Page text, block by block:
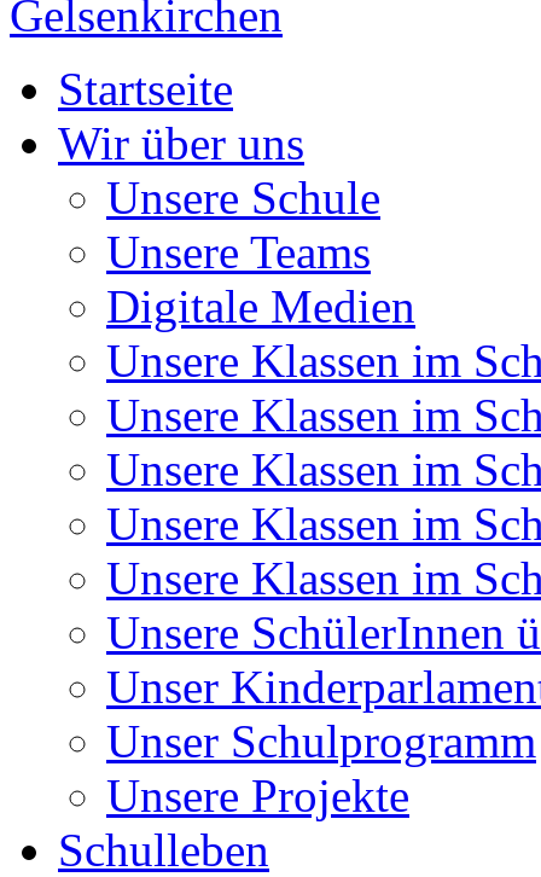
Startseite
Wir über uns
Unsere Schule
Unsere Teams
Digitale Medien
Unsere Klassen im
Unsere Klassen im
Unsere Klassen im
Unsere Klassen im
Unsere Klassen im
Unsere SchülerInnen
Unser
Unser Schulprogramm
Unsere Projekte
Schulleben